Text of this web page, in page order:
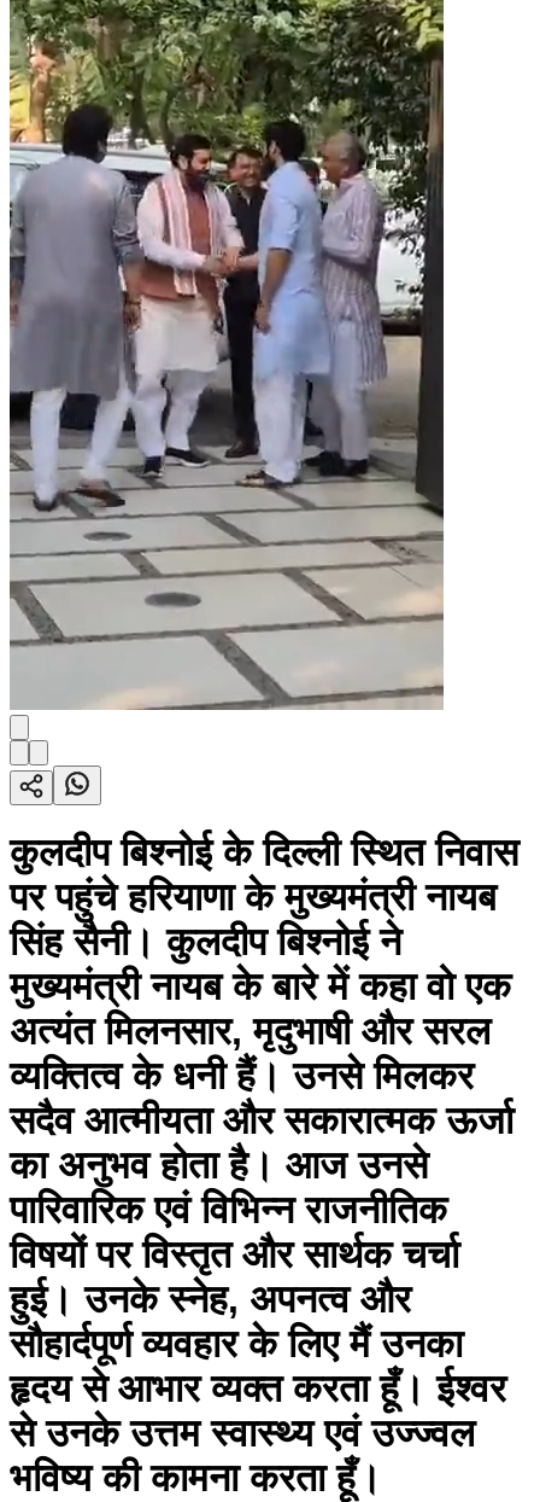
कुलदीप बिश्नोई के दिल्ली स्थित निवास
पर पहुंचे हरियाणा के मुख्यमंत्री नायब
सिंह सैनी। कुलदीप बिश्नोई ने
मुख्यमंत्री नायब के बारे में कहा वो एक
अत्यंत मिलनसार, मृदुभाषी और सरल
व्यक्तित्व के धनी हैं। उनसे मिलकर
सदैव आत्मीयता और सकारात्मक ऊर्जा
का अनुभव होता है। आज उनसे
पारिवारिक एवं विभिन्न राजनीतिक
विषयों पर विस्तृत और सार्थक चर्चा
हुई। उनके स्नेह, अपनत्व और
सौहार्दपूर्ण व्यवहार के लिए मैं उनका
हृदय से आभार व्यक्त करता हूँ। ईश्वर
से उनके उत्तम स्वास्थ्य एवं उज्ज्वल
भविष्य की कामना करता हूँ।